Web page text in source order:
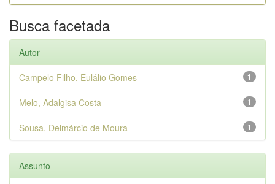
Busca facetada
Autor
1
Campelo Filho, Eulálio Gomes
1
Melo, Adalgisa Costa
1
Sousa, Delmárcio de Moura
Assunto